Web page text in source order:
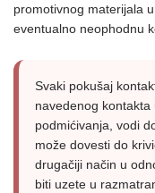
promotivnog materijala
eventualno neophodnu
Svaki pokušaj
navedenog
podmićivanja, vodi
može dovesti do
drugačiji način u
biti uzete u